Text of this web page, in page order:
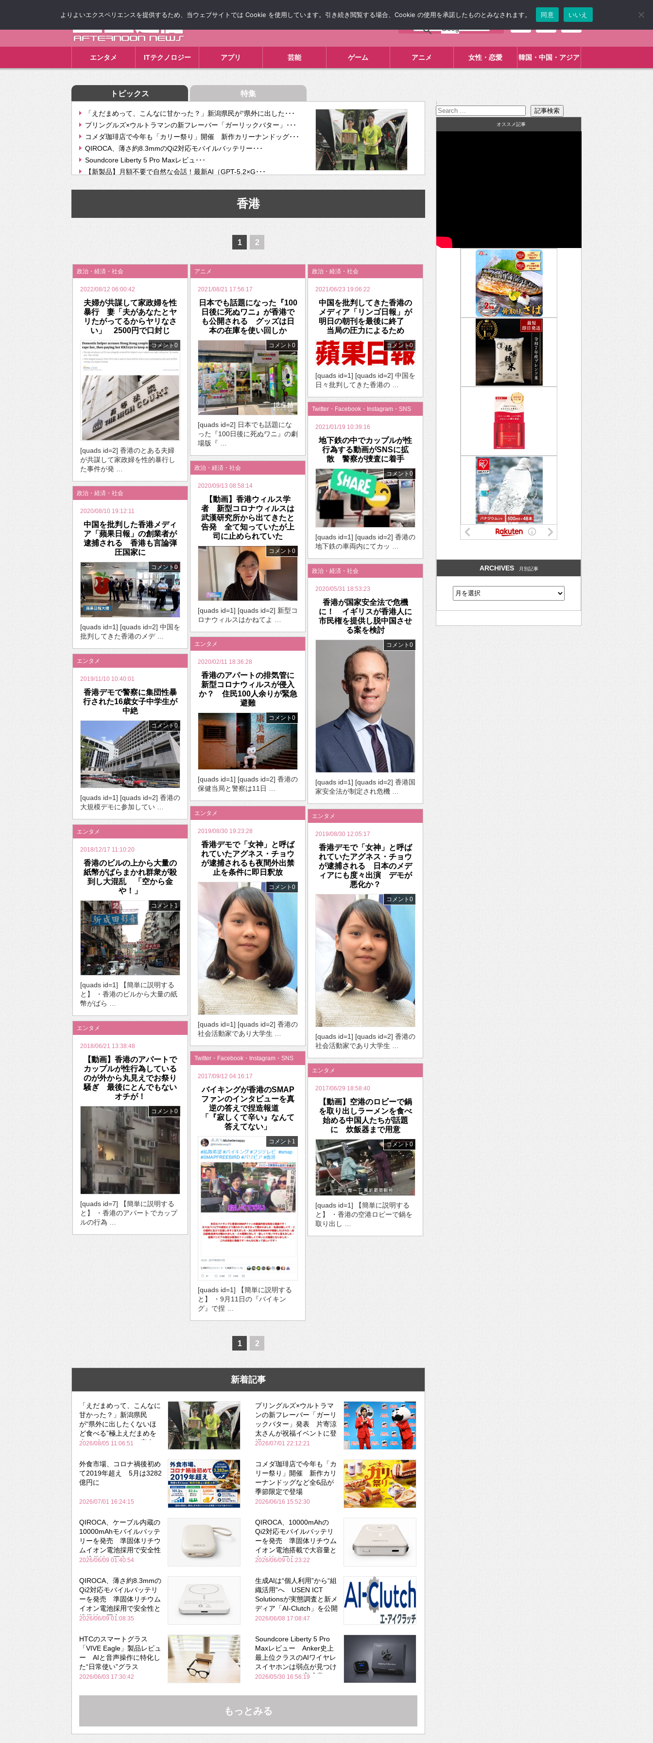
エンタメ ITテクノロジー アプリ 芸能 ゲーム アニメ 女性・恋愛 韓国・中国・アジア
トピックス 特集
「えだまめって、こんなに甘かった？」新潟県民が“県外に出した･･･
プリングルズ×ウルトラマンの新フレーバー「ガーリックバター」･･･
コメダ珈琲店で今年も「カリー祭り」開催 新作カリーナンドッグ･･･
QIROCA、薄さ約8.3mmのQi2対応モバイルバッテリー･･･
Soundcore Liberty 5 Pro Maxレビュ･･･
【新製品】月額不要で自然な会話！最新AI（GPT-5.2×G･･･
【次世代の没入感と生産性】VITURE Luma Ultra･･･
挫折率8割の壁をAIで突破。ジャストシステム、”自分が今話し･･･
2026年のバレンタインは「自分で作って、想いを渡す」 TE･･･
香港
1 2
政治・経済・社会
2022/08/12 06:00:42
夫婦が共謀して家政婦を性
暴行 妻「夫があなたとヤ
リたがってるからヤリなさ
い」 2500円で口封じ
コメント0
[quads id=2] 香港のとある夫婦
が共謀して家政婦を性的暴行し
た事件が発 …
アニメ
2021/08/21 17:56:17
日本でも話題になった『100
日後に死ぬワニ』が香港で
も公開される グッズは日
本の在庫を使い回しか
コメント0
[quads id=2] 日本でも話題にな
った『100日後に死ぬワニ』の劇
場版『 …
政治・経済・社会
2021/06/23 19:06:22
中国を批判してきた香港の
メディア「リンゴ日報」が
明日の朝刊を最後に終了
当局の圧力によるため
コメント0
[quads id=1] [quads id=2] 中国を
日々批判してきた香港の …
Twitter・Facebook・Instagram・SNS
2021/01/19 10:39:16
地下鉄の中でカップルが性
行為する動画がSNSに拡
散 警察が捜査に着手
コメント0
[quads id=1] [quads id=2] 香港の
地下鉄の車両内にてカッ …
政治・経済・社会
2020/09/13 08:58:14
【動画】香港ウィルス学
者 新型コロナウィルスは
武漢研究所から出てきたと
告発 全て知っていたが上
司に止められていた
コメント0
[quads id=1] [quads id=2] 新型コ
ロナウィルスはかねてよ …
政治・経済・社会
2020/08/10 19:12:11
中国を批判した香港メディ
ア「蘋果日報」の創業者が
逮捕される 香港も言論弾
圧国家に
コメント0
[quads id=1] [quads id=2] 中国を
批判してきた香港のメデ …
政治・経済・社会
2020/05/31 18:53:23
香港が国家安全法で危機
に！ イギリスが香港人に
市民権を提供し脱中国させ
る案を検討
コメント0
[quads id=1] [quads id=2] 香港国
家安全法が制定され危機 …
エンタメ
2020/02/11 18:36:28
香港のアパートの排気管に
新型コロナウィルスが侵入
か？ 住民100人余りが緊急
避難
コメント0
[quads id=1] [quads id=2] 香港の
保健当局と警察は11日 …
エンタメ
2019/11/10 10:40:01
香港デモで警察に集団性暴
行された16歳女子中学生が
中絶
コメント0
[quads id=1] [quads id=2] 香港の
大規模デモに参加してい …
エンタメ
2019/08/30 19:23:28
香港デモで「女神」と呼ば
れていたアグネス・チョウ
が逮捕されるも夜間外出禁
止を条件に即日釈放
コメント0
[quads id=1] [quads id=2] 香港の
社会活動家であり大学生 …
エンタメ
2019/08/30 12:05:17
香港デモで「女神」と呼ば
れていたアグネス・チョウ
が逮捕される 日本のメデ
ィアにも度々出演 デモが
悪化か？
コメント0
[quads id=1] [quads id=2] 香港の
社会活動家であり大学生 …
エンタメ
2018/12/17 11:10:20
香港のビルの上から大量の
紙幣がばらまかれ群衆が殺
到し大混乱 「空から金
や！」
コメント1
[quads id=1] 【簡単に説明する
と】 ・香港のビルから大量の紙
幣がばら …
エンタメ
2018/06/21 13:38:48
【動画】香港のアパートで
カップルが性行為している
のが外から丸見えでお祭り
騒ぎ 最後にとんでもない
オチが！
コメント0
[quads id=7] 【簡単に説明する
と】 ・香港のアパートでカップ
ルの行為 …
Twitter・Facebook・Instagram・SNS
2017/09/12 04:16:17
バイキングが香港のSMAP
ファンのインタビューを真
逆の答えで捏造報道
「『寂しくて辛い』なんて
答えてない」
コメント1
[quads id=1] 【簡単に説明する
と】 ・9月11日の『バイキン
グ』で捏 …
エンタメ
2017/06/29 18:58:40
【動画】空港のロビーで鍋
を取り出しラーメンを食べ
始める中国人たちが話題
に 炊飯器まで用意
コメント0
[quads id=1] 【簡単に説明する
と】 ・香港の空港ロビーで鍋を
取り出し …
1 2
新着記事
「えだまめって、こんなに
甘かった？」新潟県民
が“県外に出したくないほ
ど食べる”極上えだまめを
森のビアガーデンで実食
2026/08/05 11:06:51
プリングルズ×ウルトラマ
ンの新フレーバー「ガーリ
ックバター」発表 片寄涼
太さんが祝福イベントに登
場
2026/07/01 22:12:21
外食市場、コロナ禍後初め
て2019年超え 5月は3282
億円に
2026/07/01 16:24:15
コメダ珈琲店で今年も「カ
リー祭り」開催 新作カリ
ーナンドッグなど全6品が
季節限定で登場
2026/06/16 15:52:30
QIROCA、ケーブル内蔵の
10000mAhモバイルバッテ
リーを発売 準固体リチウ
ムイオン電池採用で安全性
と携帯性を両立
2026/06/09 01:40:54
QIROCA、10000mAhの
Qi2対応モバイルバッテリ
ーを発売 準固体リチウム
イオン電池搭載で大容量と
安全性を両立
2026/06/09 01:23:22
QIROCA、薄さ約8.3mmの
Qi2対応モバイルバッテリ
ーを発売 準固体リチウム
イオン電池採用で安全性と
携帯性を両立
2026/06/09 01:08:35
生成AIは“個人利用”から“組
織活用”へ USEN ICT
Solutionsが実態調査と新メ
ディア「AI-Clutch」を公開
2026/06/08 17:08:47
HTCのスマートグラス
「VIVE Eagle」製品レビュ
ー AIと音声操作に特化し
た“日常使い”グラス
2026/06/03 17:30:42
Soundcore Liberty 5 Pro
Maxレビュー Anker史上
最上位クラスのAIワイヤレ
スイヤホンは弱点が見つけ
づらいくらいの完成度にび
Bose並み
2026/05/30 16:56:19
もっとみる
:
オススメ記事
ARCHIVES 月別記事
よりよいエクスペリエンスを提供するため、当ウェブサイトでは Cookie を使用しています。引き続き閲覧する場合、Cookie の使用を承諾したものとみなされます。 同意 いいえ